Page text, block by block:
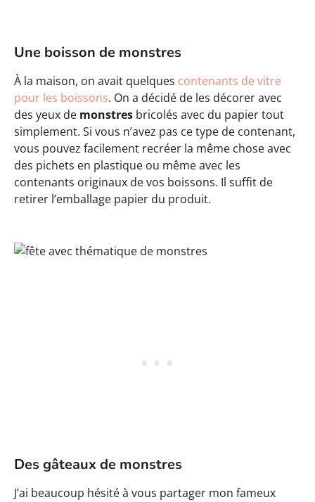
Une boisson de monstres
À la maison, on avait quelques contenants de vitre
pour les boissons. On a décidé de les décorer avec
des yeux de monstres bricolés avec du papier tout
simplement. Si vous n’avez pas ce type de contenant,
vous pouvez facilement recréer la même chose avec
des pichets en plastique ou même avec les
contenants originaux de vos boissons. Il suffit de
retirer l’emballage papier du produit.
Des gâteaux de monstres
J’ai beaucoup hésité à vous partager mon fameux